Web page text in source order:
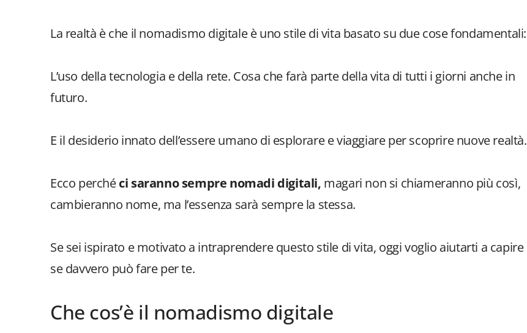
La realtà è che il nomadismo digitale è uno stile di vita basato su due cose fondamentali:
L’uso della tecnologia e della rete. Cosa che farà parte della vita di tutti i giorni anche in
futuro.
E il desiderio innato dell’essere umano di esplorare e viaggiare per scoprire nuove realtà.
Ecco perchéci saranno sempre nomadi digitali, magari non si chiameranno più così,
cambieranno nome, ma l’essenza sarà sempre la stessa.
Se sei ispirato e motivato a intraprendere questo stile di vita, oggi voglio aiutarti a capire
se davvero può fare per te.
Che cos’è il nomadismo digitale